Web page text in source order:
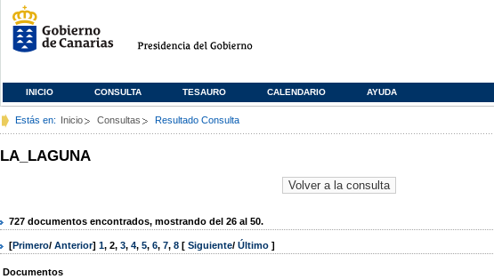
INICIO CONSULTA TESAURO CALENDARIO AYUDA
Estás en: Inicio Consultas Resultado Consulta
LA_LAGUNA
727 documentos encontrados, mostrando del 26 al 50.
[Primero/ Anterior] 1, 2, 3, 4, 5, 6, 7, 8 [ Siguiente/ Último ]
Documentos